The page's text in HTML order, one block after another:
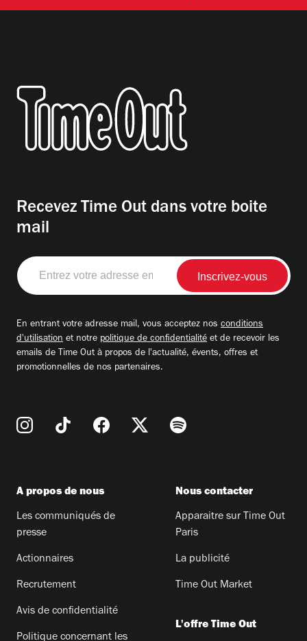
Recevez Time Out dans votre boite
mail
Entrez
votre
adresse
En entrant votre adresse mail, vous acceptez nos conditions
d'utilisation et notre politique de confidentialité et de recevoir les
emails de Time Out à propos de l'actualité, évents, offres et
promotionnelles de nos partenaires.
A propos de nous
Les communiqués de
presse
Actionnaires
Recrutement
Avis de confidentialité
Politique concernant les
Nous contacter
Apparaitre sur Time Out
Paris
La publicité
Time Out Market
L'offre Time Out